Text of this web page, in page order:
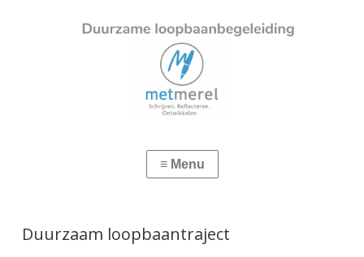
Duurzaam loopbaantraject